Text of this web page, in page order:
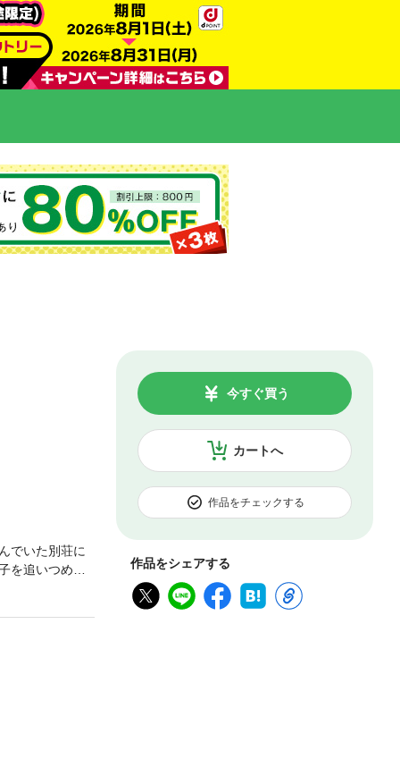
カートへ
今すぐ買う
作品をチェックする
作品をシェアする
でいた別荘に
を追いつめる